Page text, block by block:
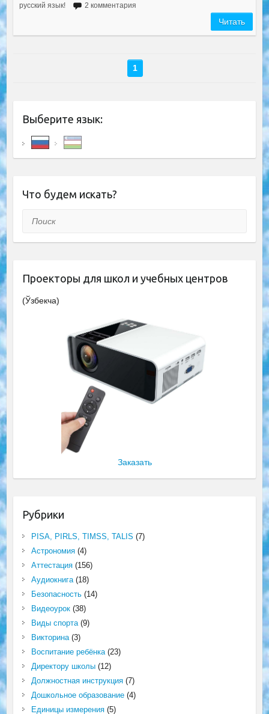
русский язык!
2 комментария
Читать
1
Выберите язык:
Что будем искать?
Поиск
Проекторы для школ и учебных центров
(Ўзбекча)
Заказать
Рубрики
PISA, PIRLS, TIMSS, TALIS (7)
Астрономия(4)
Аттестация(156)
Аудиокнига(18)
Безопасность(14)
Видеоурок(38)
Виды спорта(9)
Викторина(3)
Воспитание ребёнка(23)
Директору школы(12)
Должностная инструкция(7)
Дошкольное образование(4)
Единицы измерения(5)